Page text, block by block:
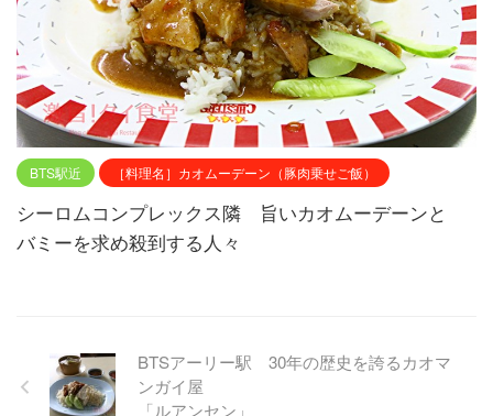
BTS駅近 ［料理名］カオムーデーン（豚肉乗せご飯）
シーロムコンプレックス隣 旨いカオムーデーンと
バミーを求め殺到する人々
BTSアーリー駅 30年の歴史を誇るカオマ
ンガイ屋
「ルアンセン」